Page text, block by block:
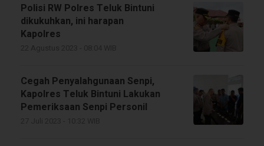
Polisi RW Polres Teluk Bintuni
dikukuhkan, ini harapan
Kapolres
Cegah Penyalahgunaan Senpi,
Kapolres Teluk Bintuni Lakukan
Pemeriksaan Senpi Personil